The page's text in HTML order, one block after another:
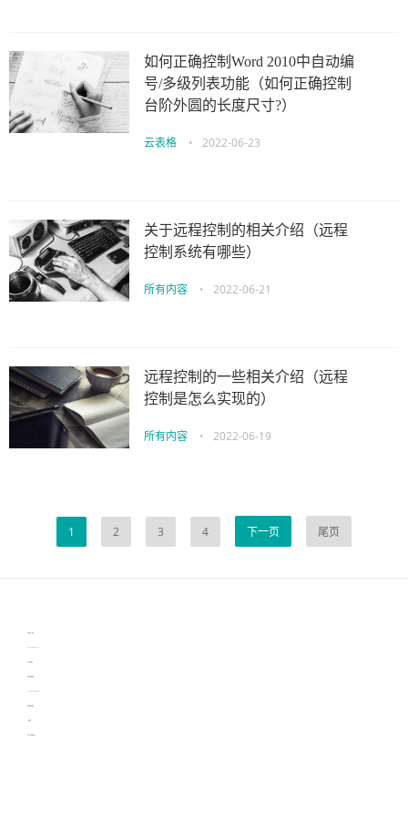
如何正确控制Word 2010中自动编
号/多级列表功能（如何正确控制
台阶外圆的长度尺寸?）
云表格 • 2022-06-23
关于远程控制的相关介绍（远程
控制系统有哪些）
所有内容 • 2022-06-21
远程控制的一些相关介绍（远程
控制是怎么实现的）
所有内容 • 2022-06-19
1 2 3 4 下一页 尾页